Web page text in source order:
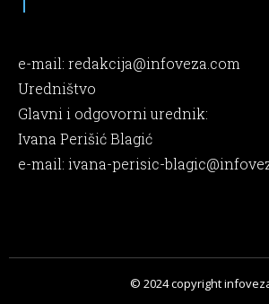
e-mail: redakcija@infoveza.com
Uredništvo
Glavni i odgovorni urednik:
Ivana Perišić Blagić
e-mail: ivana-perisic-
© 2024 copyright